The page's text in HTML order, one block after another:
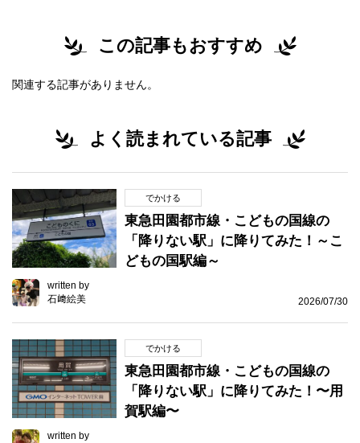
この記事もおすすめ
関連する記事がありません。
よく読まれている記事
でかける
東急田園都市線・こどもの国線の
「降りない駅」に降りてみた！～こ
どもの国駅編～
written by
石﨑絵美
2026/07/30
でかける
東急田園都市線・こどもの国線の
「降りない駅」に降りてみた！〜用
賀駅編〜
written by